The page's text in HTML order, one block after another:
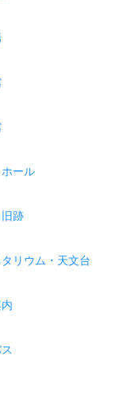
ール
跡
リウム・天文台